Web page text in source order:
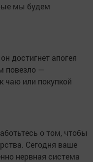
мы будем
достигнет апогея
повезло —
чаю или покупкой
о том, чтобы
Сегодня ваше
нервная система